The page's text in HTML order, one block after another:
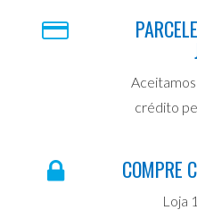
crédito
COMPRE
Loja